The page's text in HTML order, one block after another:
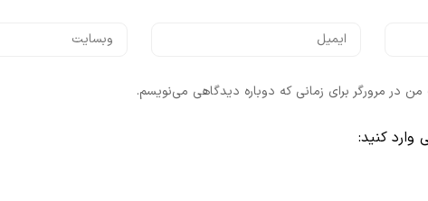
در مرورگر برای زمانی که دوباره دیدگاهی می‌نویسم.
وارد کنید: